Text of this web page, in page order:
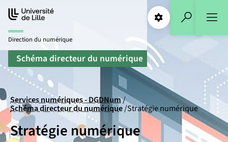
Aller
au
contenu
Aller
au
pied
de
page
Direction du numérique
Schéma directeur du numérique
Paramétrages
Services numériques - DGDNum
Schéma directeur du numérique Stratégie numérique
Stratégie numérique